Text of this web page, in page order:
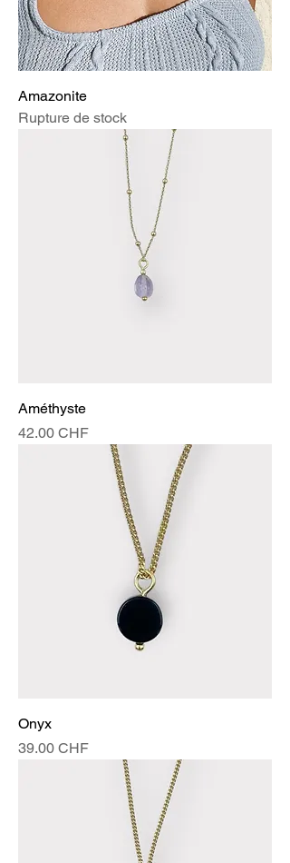
Amazonite
Rupture de stock
Améthyste
Prix
42.00 CHF
Onyx
Prix
39.00 CHF